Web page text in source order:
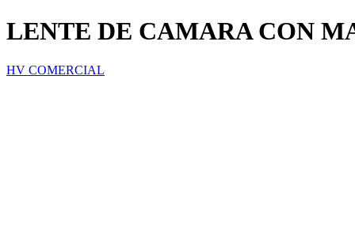
LENTE DE CAMARA CON
HV COMERCIAL